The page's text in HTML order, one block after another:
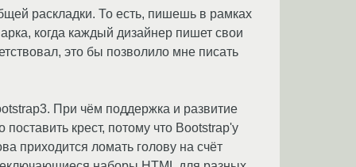
раскладки. То есть, пишешь в рамках
когда каждый дизайнер пишет свои
это бы позволило мне писать
При чём поддержка и развитие
крест, потому что Bootstrap'у
приходится ломать голову на счёт